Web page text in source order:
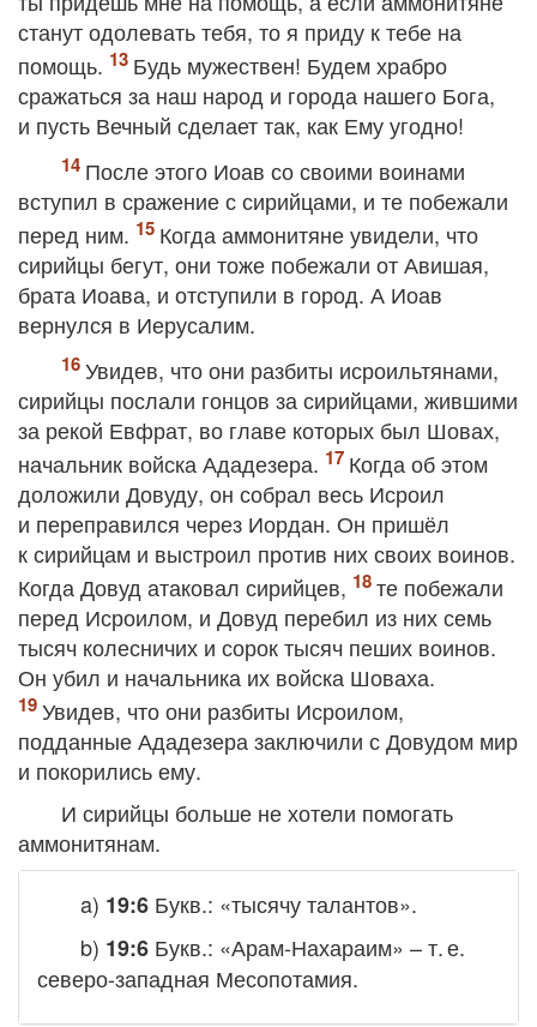
станут одолевать тебя, то я приду к тебе на
помощь.
Будь мужествен! Будем храбро
сражаться за наш народ и города нашего Бога,
и пусть Вечный сделает так, как Ему угодно!
После этого Иоав со своими воинами
вступил в сражение с сирийцами, и те побежали
перед ним.
Когда аммонитяне увидели, что
сирийцы бегут, они тоже побежали от Авишая,
брата Иоава, и отступили в город. А Иоав
вернулся в Иерусалим.
Увидев, что они разбиты исроильтянами,
сирийцы послали гонцов за сирийцами, жившими
за рекой Евфрат, во главе которых был Шовах,
начальник войска Ададезера.
Когда об этом
доложили Довуду, он собрал весь Исроил
и переправился через Иордан. Он пришёл
к сирийцам и выстроил против них своих воинов.
Когда Довуд атаковал сирийцев,
те побежали
перед Исроилом, и Довуд перебил из них семь
тысяч колесничих и сорок тысяч пеших воинов.
Он убил и начальника их войска Шоваха.
Увидев, что они разбиты Исроилом,
подданные Ададезера заключили с Довудом мир
и покорились ему.
И сирийцы больше не хотели помогать
аммонитянам.
a) 19:6 Букв.: «тысячу талантов».
b) 19:6 Букв.: «Арам-Нахараим» – т. е.
северо-западная Месопотамия.